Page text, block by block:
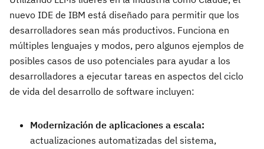
nuevo IDE de IBM está diseñado para permitir que los
desarrolladores sean más productivos. Funciona en
múltiples lenguajes y modos, pero algunos ejemplos de
posibles casos de uso potenciales para ayudar a los
desarrolladores a ejecutar tareas en aspectos del ciclo
de vida del desarrollo de software incluyen:
Modernización de aplicaciones a escala:
actualizaciones automatizadas del sistema,